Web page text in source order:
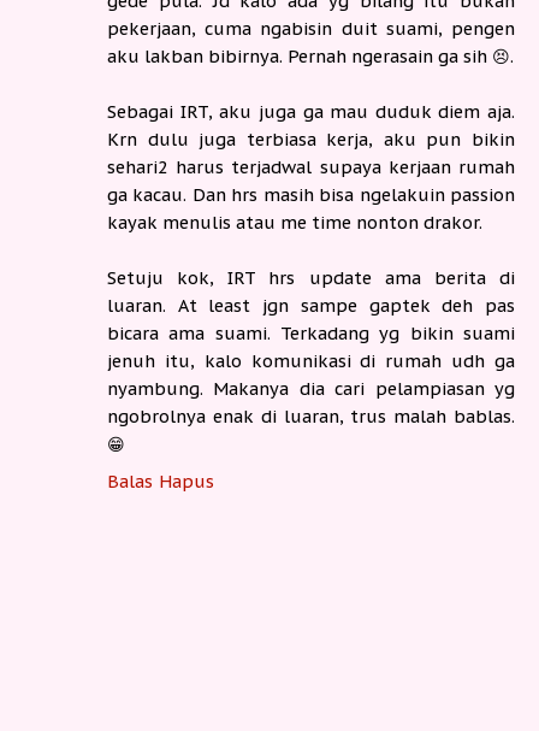
pekerjaan, cuma ngabisin duit suami, pengen
aku lakban bibirnya. Pernah ngerasain ga sih 😣.
Sebagai IRT, aku juga ga mau duduk diem aja.
Krn dulu juga terbiasa kerja, aku pun bikin
sehari2 harus terjadwal supaya kerjaan rumah
ga kacau. Dan hrs masih bisa ngelakuin passion
kayak menulis atau me time nonton drakor.
Setuju kok, IRT hrs update ama berita di
luaran. At least jgn sampe gaptek deh pas
bicara ama suami. Terkadang yg bikin suami
jenuh itu, kalo komunikasi di rumah udh ga
nyambung. Makanya dia cari pelampiasan yg
ngobrolnya enak di luaran, trus malah bablas.
😁
Balas Hapus